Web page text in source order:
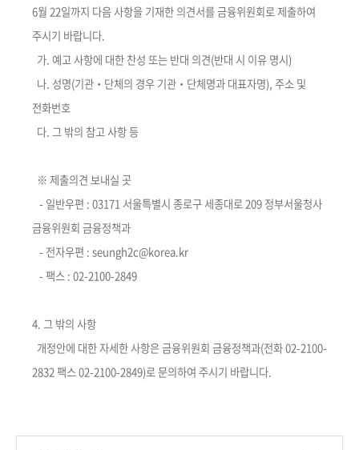
6월 22일까지 다음 사항을 기재한 의견서를 금융위원회로 제출하여
주시기 바랍니다.
가. 예고 사항에 대한 찬성 또는 반대 의견(반대 시 이유 명시)
나. 성명(기관‧단체의 경우 기관‧단체명과 대표자명), 주소 및
전화번호
다. 그 밖의 참고 사항 등
※ 제출의견 보내실 곳
- 일반우편 : 03171 서울특별시 종로구 세종대로 209 정부서울청사
금융위원회 금융정책과
- 전자우편 : seungh2c@korea.kr
- 팩스 : 02-2100-2849
4. 그 밖의 사항
개정안에 대한 자세한 사항은 금융위원회 금융정책과(전화 02-2100-
2832 팩스 02-2100-2849)로 문의하여 주시기 바랍니다.